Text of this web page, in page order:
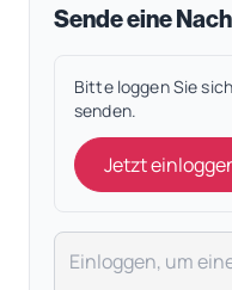
Sende eine
Bitte loggen Sie
senden.
Jetzt
Deine Nachricht